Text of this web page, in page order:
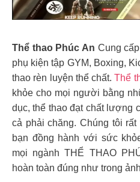
Thể thao Phúc An Cung
phụ kiện tập GYM, Boxing,
thao rèn luyện thể chất.Thể
khỏe cho mọi người bằng
dục, thể thao đạt chất lượng
cả phải chăng. Chúng tôi
bạn đồng hành với sức
mọi ngành THỂ THAO
hoàn toàn đúng như trong ảnh